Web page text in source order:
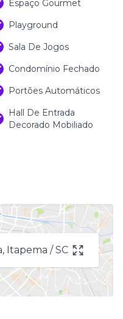
Espaço Gourmet
Playground
Sala De Jogos
Condomínio Fechado
Portões Automáticos
Hall De Entrada
Decorado Mobiliado
Itapema / SC